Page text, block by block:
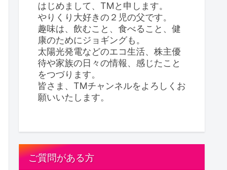
はじめまして、TMと申します。
やりくり大好きの２児の父です。
趣味は、飲むこと、食べること、健
康のためにジョギングも。
太陽光発電などのエコ生活、株主優
待や家族の日々の情報、感じたこと
をつづります。
皆さま、TMチャンネルをよろしくお
願いいたします。
ご質問がある方